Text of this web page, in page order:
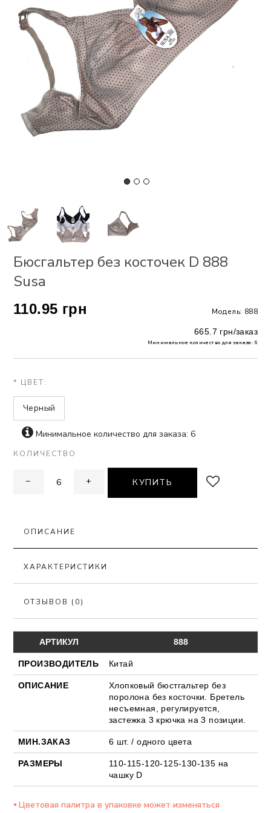
Бюсгальтер без косточек D 888
Susa
110.95 грн Модель: 888
665.7 грн/заказ
Минимальное количество для заказа: 6
* ЦВЕТ:
Черный
Минимальное количество для заказа: 6
КОЛИЧЕСТВО
− + КУПИТЬ
ОПИСАНИЕ
ХАРАКТЕРИСТИКИ
ОТЗЫВОВ (0)
АРТИКУЛ 888
ПРОИЗВОДИТЕЛЬ Китай
ОПИСАНИЕ
Хлопковый бюстгальтер без
поролона без косточки. Бретель
несъемная, регулируется,
застежка 3 крючка на 3 позиции.
МИН.ЗАКАЗ 6 шт. / одного цвета
РАЗМЕРЫ
110-115-120-125-130-135 на
чашку D
⦁ Цветовая палитра в упаковке может изменяться